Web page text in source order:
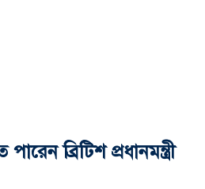
ব্রিটিশ প্রধানমন্ত্রী